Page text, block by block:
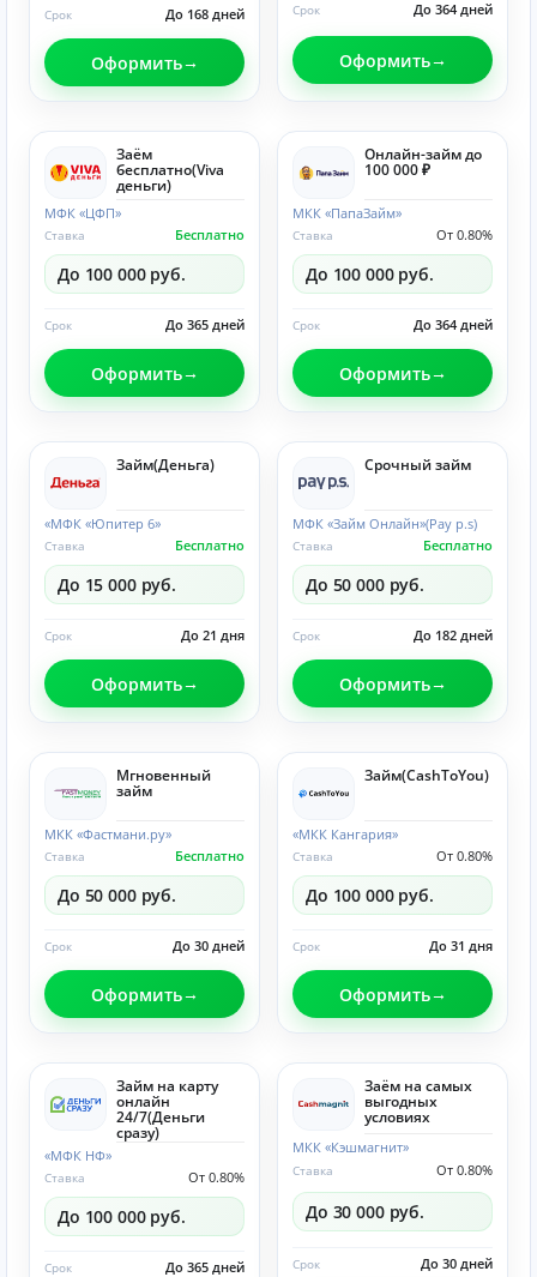
До 168 дней
Срок
Оформить
До 364 дней
Срок
Оформить
Заём
бесплатно(Viva
деньги)
МФК «ЦФП»
Бесплатно
Ставка
До 100 000 руб.
До 365 дней
Срок
Оформить
Онлайн-займ до
100 000 ₽
МКК «ПапаЗайм»
От 0.80%
Ставка
До 100 000 руб.
До 364 дней
Срок
Оформить
Займ(Деньга)
«МФК «Юпитер 6»
Бесплатно
Ставка
До 15 000 руб.
До 21 дня
Срок
Оформить
Срочный займ
МФК «Займ Онлайн»(Pay p.s)
Бесплатно
Ставка
До 50 000 руб.
До 182 дней
Срок
Оформить
Мгновенный
займ
МКК «Фастмани.ру»
Бесплатно
Ставка
До 50 000 руб.
До 30 дней
Срок
Оформить
Займ(CashToYou)
«МКК Кангария»
От 0.80%
Ставка
До 100 000 руб.
До 31 дня
Срок
Оформить
Займ на карту
онлайн
24/7(Деньги
сразу)
«МФК НФ»
От 0.80%
Ставка
До 100 000 руб.
До 365 дней
Срок
Заём на самых
выгодных
условиях
МКК «Кэшмагнит»
От 0.80%
Ставка
До 30 000 руб.
До 30 дней
Срок